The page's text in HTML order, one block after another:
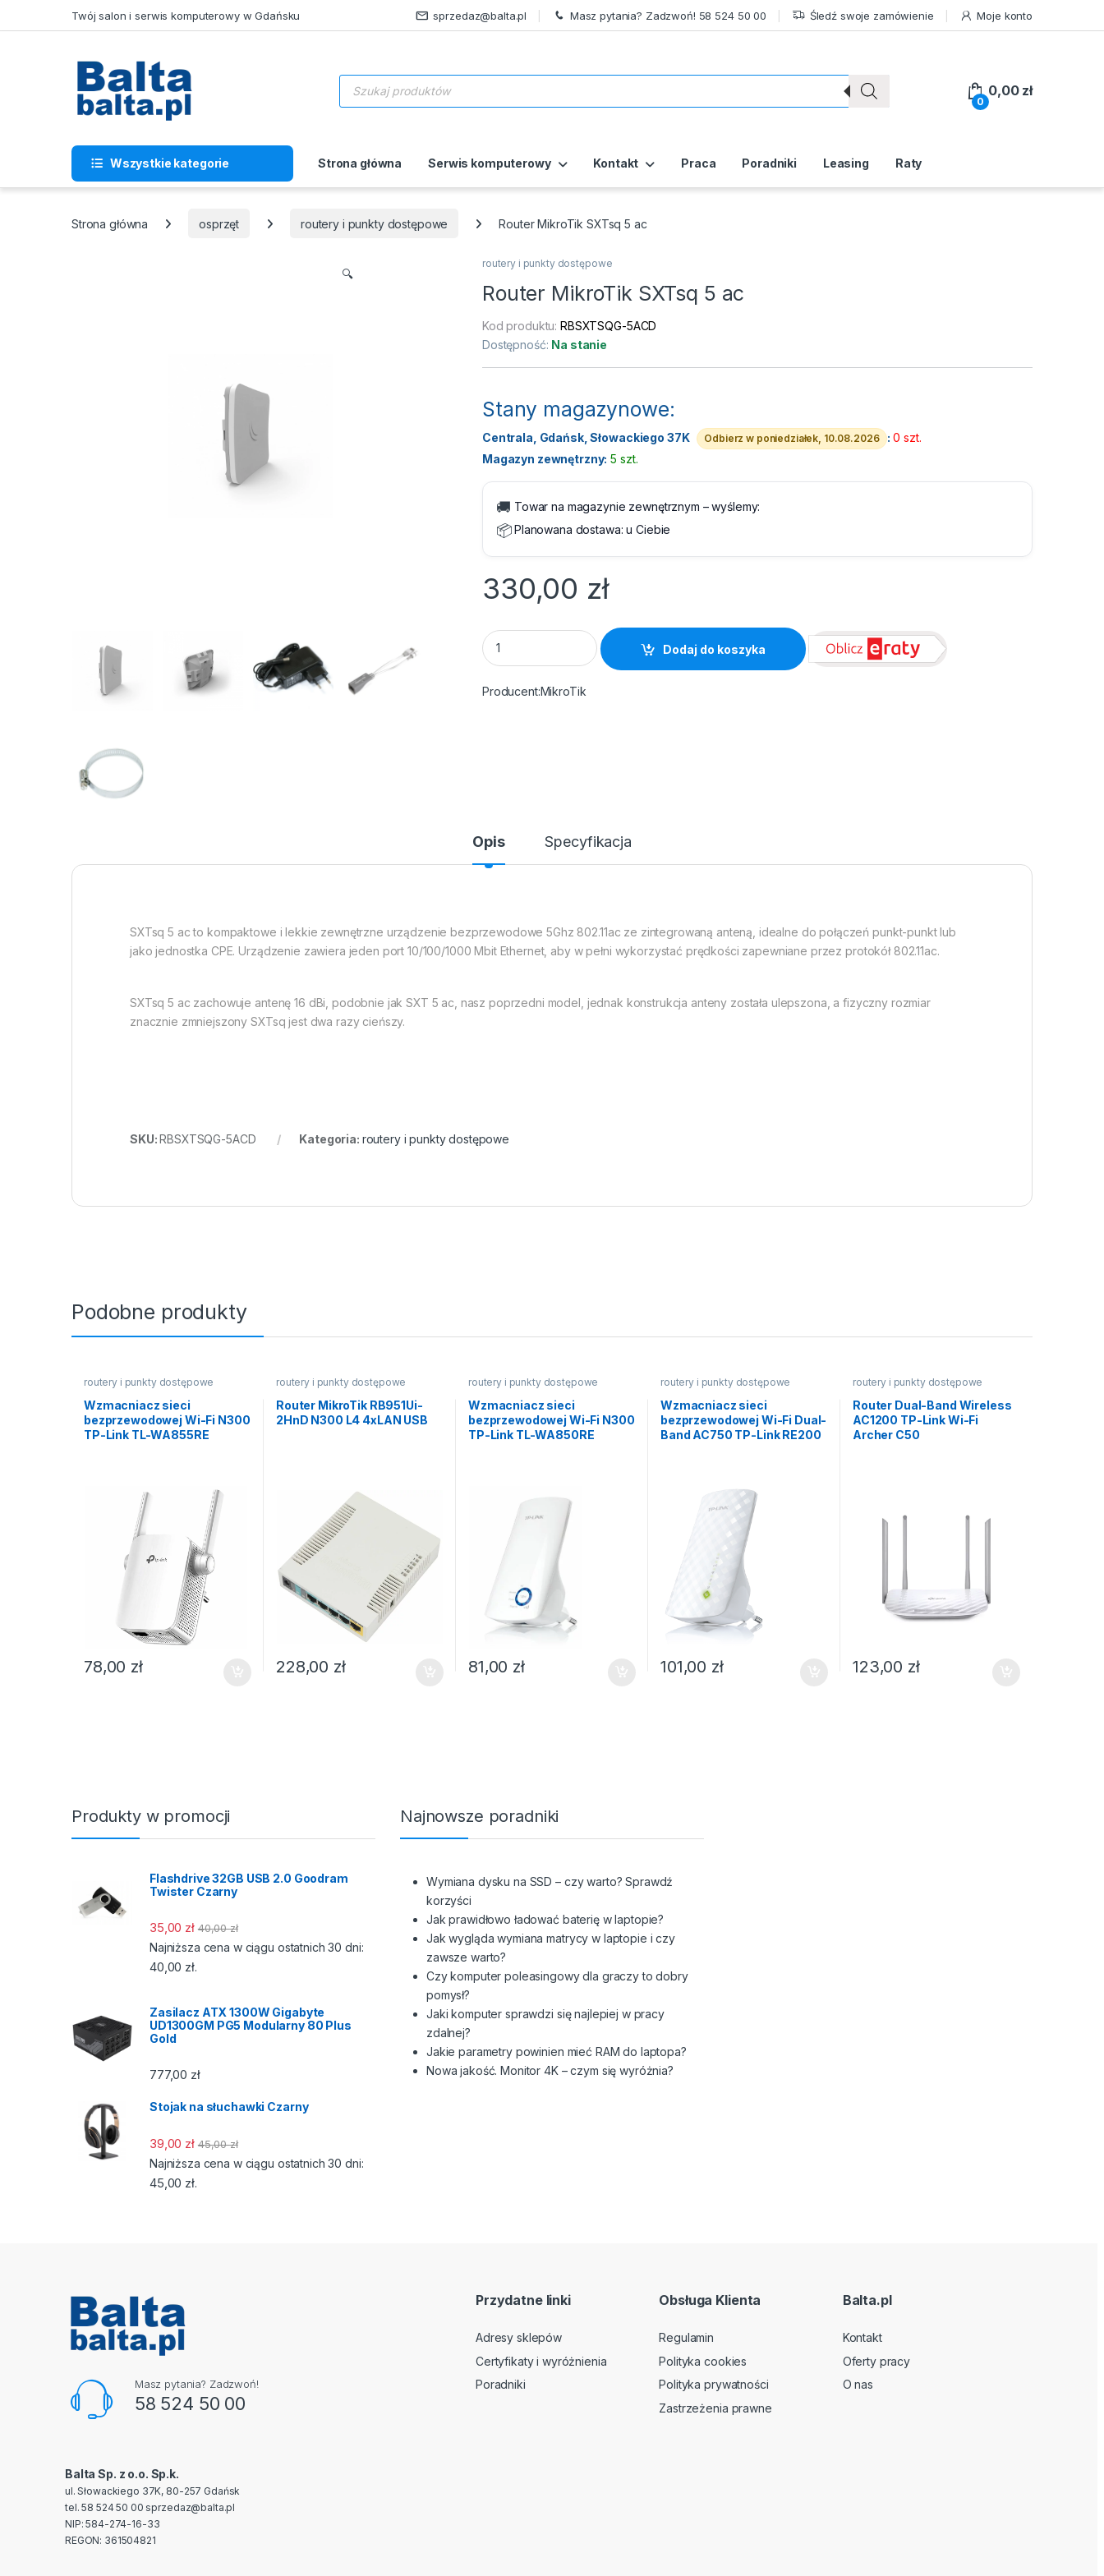
Skip to navigationTwój salon i serwis komputerowy w Gdańsku sprzedaz@balta.pl Masz pytania? Zadzwoń! 58 524 50 00 Śledź swoje zamówienie Moje konto
Wyszukiwarka produktów
0
0,00 zł
Wszystkie kategorie Strona główna Serwis komputerowy Kontakt Praca Poradniki Leasing Raty
Strona główna osprzęt routery i punkty dostępowe Router MikroTik SXTsq 5 ac
🔍
routery i punkty dostępowe
Router MikroTik SXTsq 5 ac
Kod produktu:RBSXTSQG-5ACD
Dostępność: Na stanie
Stany magazynowe:
Centrala, Gdańsk, Słowackiego 37K Odbierz w poniedziałek, 10.08.2026 : 0 szt.
Magazyn zewnętrzny: 5 szt.
🚚 Towar na magazynie zewnętrznym – wyślemy:
📦Planowana dostawa:u Ciebie
330,00 zł
Router MikroTik SXTsq 5 ac quantity
Dodaj do koszyka
MikroTik
Opis Specyfikacja
SXTsq 5 ac to kompaktowe i lekkie zewnętrzne urządzenie bezprzewodowe 5Ghz 802.11ac ze zintegrowaną anteną, idealne do połączeń punkt-punkt lub
jako jednostka CPE. Urządzenie zawiera jeden port 10/100/1000 Mbit Ethernet, aby w pełni wykorzystać prędkości zapewniane przez protokół 802.11ac.
SXTsq 5 ac zachowuje antenę 16 dBi, podobnie jak SXT 5 ac, nasz poprzedni model, jednak konstrukcja anteny została ulepszona, a fizyczny rozmiar
znacznie zmniejszony SXTsq jest dwa razy cieńszy.
SKU:RBSXTSQG-5ACD Kategoria: routery i punkty dostępowe
Podobne produkty
routery i punkty dostępowe
Wzmacniacz sieci
bezprzewodowej Wi-Fi N300
TP-Link TL-WA855RE
78,00 zł
routery i punkty dostępowe
Router MikroTik RB951Ui-
2HnD N300 L4 4xLAN USB
228,00 zł
routery i punkty dostępowe
Wzmacniacz sieci
bezprzewodowej Wi-Fi N300
TP-Link TL-WA850RE
81,00 zł
routery i punkty dostępowe
Wzmacniacz sieci
bezprzewodowej Wi-Fi Dual-
Band AC750 TP-Link RE200
101,00 zł
routery i punkty dostępowe
Router Dual-Band Wireless
AC1200 TP-Link Wi-Fi
Archer C50
123,00 zł
Produkty w promocji
Flashdrive 32GB USB 2.0 Goodram
Twister Czarny
35,00 zł 40,00zł
Najniższa cena w ciągu ostatnich 30 dni:
40,00 zł.
Zasilacz ATX 1300W Gigabyte
UD1300GM PG5 Modularny 80 Plus
Gold
777,00 zł
Stojak na słuchawki Czarny
39,00 zł 45,00zł
Najniższa cena w ciągu ostatnich 30 dni:
45,00 zł.
Najnowsze poradniki
Wymiana dysku na SSD – czy warto? Sprawdź
korzyści
Jak prawidłowo ładować baterię w laptopie?
Jak wygląda wymiana matrycy w laptopie i czy
zawsze warto?
Czy komputer poleasingowy dla graczy to dobry
pomysł?
Jaki komputer sprawdzi się najlepiej w pracy
zdalnej?
Jakie parametry powinien mieć RAM do laptopa?
Nowa jakość. Monitor 4K – czym się wyróżnia?
Masz pytania? Zadzwoń!
58 524 50 00
Balta Sp. z o.o. Sp.k.
ul. Słowackiego 37K, 80-257 Gdańsk
tel. 58 524 50 00sprzedaz@balta.pl
NIP: 584-274-16-33
REGON: 361504821
Przydatne linki
Adresy sklepów
Certyfikaty i wyróżnienia
Poradniki
Obsługa Klienta
Regulamin
Polityka cookies
Polityka prywatności
Zastrzeżenia prawne
Balta.pl
Kontakt
Oferty pracy
O nas